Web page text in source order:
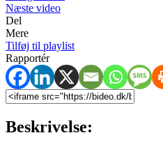
Næste video
Del
Mere
Tilføj til playlist
Rapportér
Beskrivelse: